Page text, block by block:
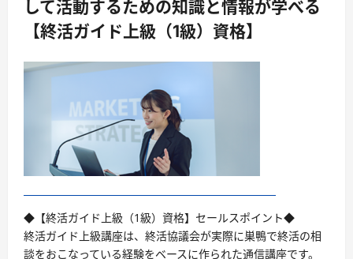
して活動するための知識と情報が学べる
【終活ガイド上級（1級）資格】
◆【終活ガイド上級（1級）資格】セールスポイント◆
終活ガイド上級講座は、終活協議会が実際に巣鴨で終活の相
談をおこなっている経験をベースに作られた通信講座です。